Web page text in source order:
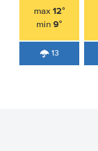
max 12°
min9°
13